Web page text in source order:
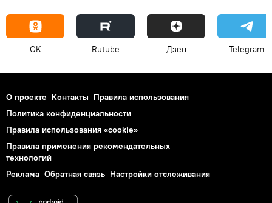
OK Rutube Дзен Telegram
О проекте Контакты Правила использования
Политика конфиденциальности
Правила использования «cookie»
Правила применения рекомендательных
технологий
Реклама Обратная связь Настройки отслеживания